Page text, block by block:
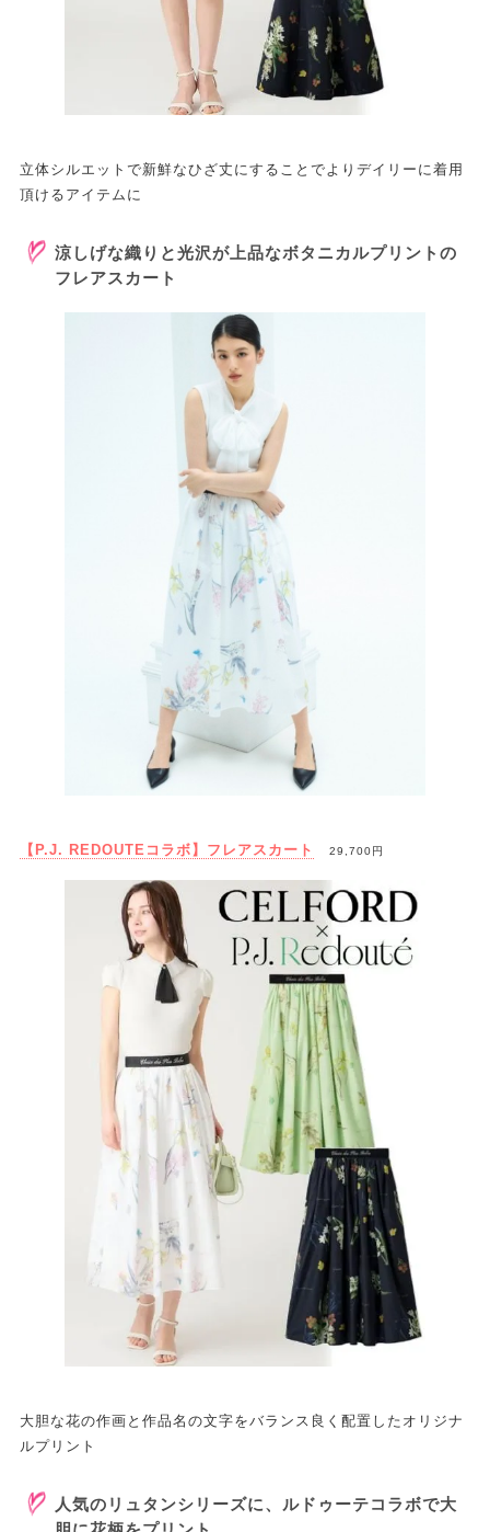
立体シルエットで新鮮なひざ丈にすることでよりデイリーに着用
頂けるアイテムに
涼しげな織りと光沢が上品なボタニカルプリントの
フレアスカート
【P.J. REDOUTEコラボ】フレアスカート 29,700円
大胆な花の作画と作品名の文字をバランス良く配置したオリジナ
ルプリント
人気のリュタンシリーズに、ルドゥーテコラボで大